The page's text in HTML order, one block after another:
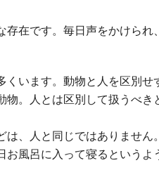
在です。毎日声をかけられ、
くいます。動物と人を区別せ
物。人とは区別して扱うべき
、人と同じではありません。
風呂に入って寝るというよ